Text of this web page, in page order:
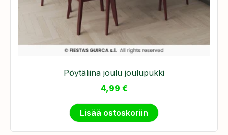
Pöytäliina joulu joulupukki
4,99 €
Lisää ostoskoriin